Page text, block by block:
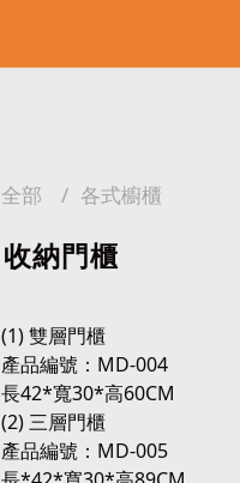
收納門櫃
(1)雙層門櫃
產品編號：MD-004
長42*寬30*高60CM
(2)三層門櫃
產品編號：MD-005
全部 各式櫥櫃